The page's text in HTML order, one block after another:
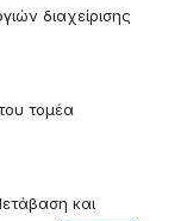
διαχείρισης
τομέα
και